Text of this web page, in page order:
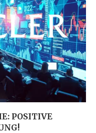
POSITIVE